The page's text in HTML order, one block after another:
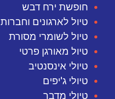
חופשת ירח דבש
טיול לארגונים וחברות
טיול לשומרי מסורת
טיול מאורגן פרטי
טיולי אינסנטיב
טיולי ג'יפים
טיולי מדבר